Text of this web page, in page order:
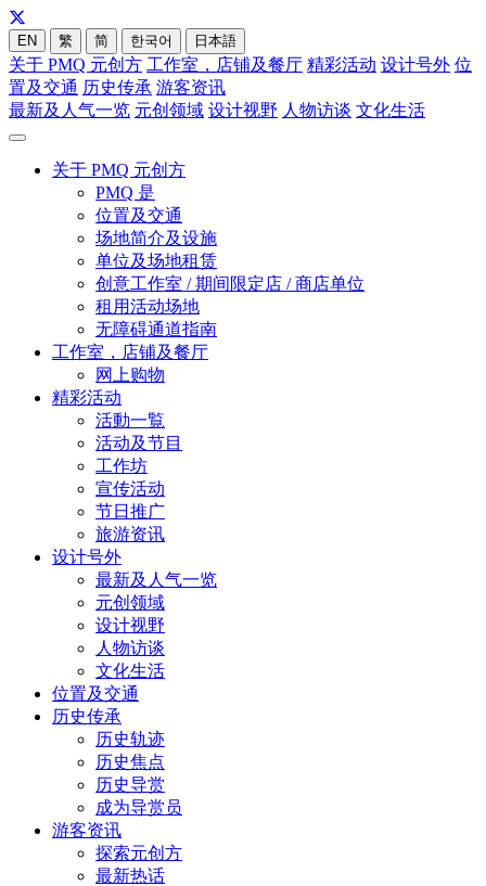
EN 繁 简 한국어 日本語
关于 PMQ 元创方 工作室，店铺及餐厅 精彩活动 设计号外 位
置及交通 历史传承 游客资讯
最新及人气一览 元创领域 设计视野 人物访谈 文化生活
关于 PMQ 元创方
PMQ 是
位置及交通
场地简介及设施
单位及场地租赁
创意工作室 / 期间限定店 / 商店单位
租用活动场地
无障碍通道指南
工作室，店铺及餐厅
网上购物
精彩活动
活動一覧
活动及节目
工作坊
宣传活动
节日推广
旅游资讯
设计号外
最新及人气一览
元创领域
设计视野
人物访谈
文化生活
位置及交通
历史传承
历史轨迹
历史焦点
历史导赏
成为导赏员
游客资讯
探索元创方
最新热话